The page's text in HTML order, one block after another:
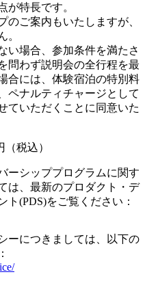
が特長です。
のご案内もいたしますが、
。
い場合、参加条件を満たさ
問わず説明会の全行程を最
合には、体験宿泊の特別料
ペナルティチャージとして
ていただくことに同意いた
税込）
ーシッププログラムに関す
は、最新のプロダクト・デ
ト(PDS)をご覧ください：
ーにつきましては、以下の